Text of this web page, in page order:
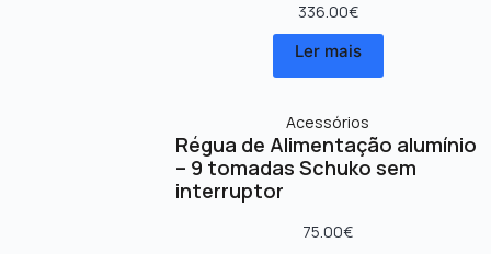
336.00€
Ler mais
Acessórios
Régua de Alimentação alumínio
– 9 tomadas Schuko sem
interruptor
75.00€